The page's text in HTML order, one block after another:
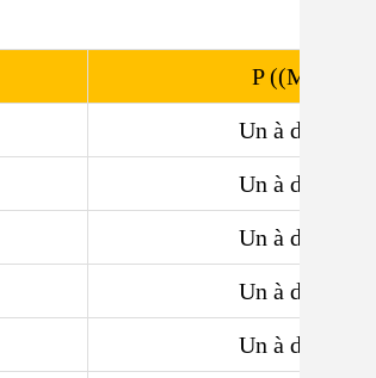
P ((MPa)
Un à deux.5
Un à deux.5
Un à deux.5
Un à deux.5
Un à deux.5